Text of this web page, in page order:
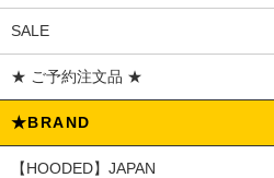
SALE
★ ご予約注文品 ★
★BRAND
【HOODED】JAPAN